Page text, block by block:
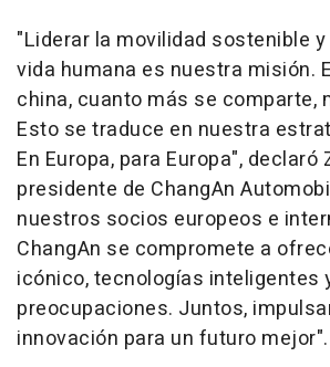
"Liderar la movilidad sostenible
vida humana es nuestra misión.
china, cuanto más se comparte,
Esto se traduce en nuestra
En Europa, para Europa", declaró
presidente de ChangAn
nuestros socios europeos e
ChangAn se compromete a
icónico, tecnologías inteligentes
preocupaciones. Juntos,
innovación para un futuro mejor".